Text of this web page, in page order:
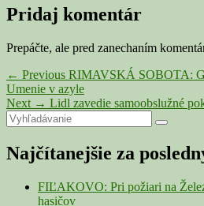
Pridaj komentár
Prepáčte, ale pred zanechaním
Navigácia
v
článku
← Previous Previous
post:
RIMAVSKÁ SOBOTA:
Umenie v azyle
Next → Next
post:
Lidl zavedie samoobslužné
Primary
Sidebar
Widget
Area
Search
for:
Search
Najčítanejšie za
FIĽAKOVO: Pri požiari na
hasičov